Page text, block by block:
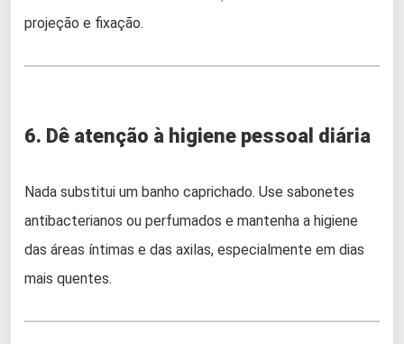
projeção e fixação.
6. Dê atenção à higiene pessoal diária
Nada substitui um banho caprichado. Use sabonetes
antibacterianos ou perfumados e mantenha a higiene
das áreas íntimas e das axilas, especialmente em dias
mais quentes.